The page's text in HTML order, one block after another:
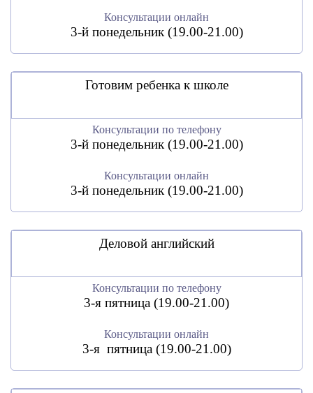
Консультации онлайн
3-й понедельник (19.00-21.00)
Готовим ребенка к школе
Консультации по телефону
3-й понедельник (19.00-21.00)
Консультации онлайн
3-й понедельник (19.00-21.00)
Деловой английский
Консультации по телефону
3-я пятница (19.00-21.00)
Консультации онлайн
3-я пятница (19.00-21.00)